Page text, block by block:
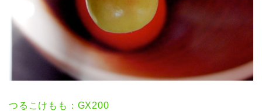
つるこけもも：GX200